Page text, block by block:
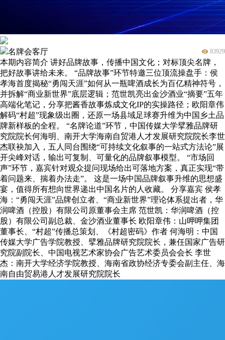
名牌会客厅 83929
本期内容简介 讲好品牌故事，传播中国文化；对标顶尖名牌，
把好故事讲给未来。 “品牌故事”环节特邀三位顶流操盘手：侯
孝海首度揭秘“勇闯天涯”如何从一瓶啤酒成长为百亿精神符号，
并拆解“商业新世界”底层逻辑；范世凯亮出金沙酒业“摘要”五年
高端化笔记，分享把酱香故事炼成文化IP的实操路径；欧阳章伟
解码“村超”现象级出圈，还原一场县域足球赛升维为中国乡土品
牌新样板的全程。 “名牌论道”环节，中国传媒大学擘雅品牌研
究院院长何海明、南开大学海南自贸港人才发展研究院院长李世
杰联袂加入，五人同台围绕“可持续文化叙事的一站式方法论”展
开尖峰对话，输出可复制、可量化的品牌叙事模型。 “市场回
声”环节，嘉宾针对观众提问现场给出可落地方案，真正实现“带
着问题来、揣着办法走”。 这是一场中国品牌叙事升维的思想盛
宴，值得所有想向世界递出中国名片的人收藏。 分享嘉宾 侯孝
海：“勇闯天涯”品牌创立者、“商业新世界”理论体系提出者，华
润啤酒（控股）有限公司原董事会主席 范世凯：华润啤酒（控
股）有限公司副总裁、金沙酒业董事长 欧阳章伟：山呷呷集团
董事长、“村超”传播总策划、《村超密码》作者 何海明：中国
传媒大学广告学院教授、擘雅品牌研究院院长，兼任国家广告研
究院副院长、中国电视艺术家协会广告艺术委员会会长 李世
杰：南开大学经济学院教授、海南省政协经济专委会副主任、海
南自由贸易港人才发展研究院院长